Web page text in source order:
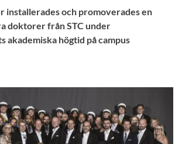
installerades och promoverades en
doktorer från STC under
högtid på campus